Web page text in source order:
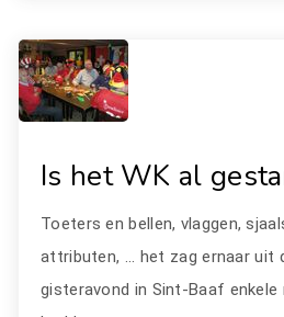
Is het WK al
Toeters en bellen, vlaggen,
attributen, ... het zag ernaar uit
gisteravond in Sint-Baaf enkele